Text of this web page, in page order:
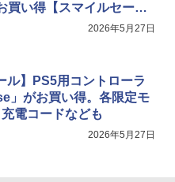
買い得【スマイルセール2
2026年5月27日
ル】PS5用コントローラ
」がお買い得。各限定モ
電コードなども
2026年5月27日